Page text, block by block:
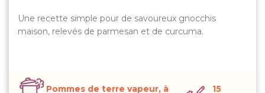
Une recette simple pour de savoureux gnocchis
maison, relevés de parmesan et de curcuma.
Pommes de terre vapeur, à
15